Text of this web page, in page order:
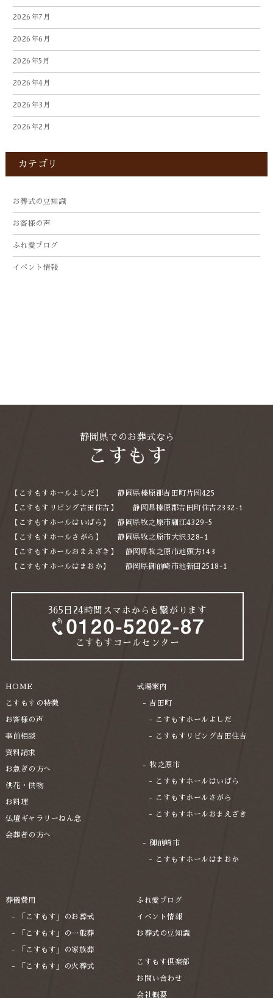
2026年7月
2026年6月
2026年5月
2026年4月
2026年3月
2026年2月
2025年9月
2025年8月
2025年7月
2024年5月
2023年12月
2023年8月
2023年3月
2022年12月
2022年10月
2022年9月
2022年7月
2021年12月
2021年11月
2021年4月
カテゴリ
お葬式の豆知識
お客様の声
ふれ愛ブログ
イベント情報
静岡県でのお葬式なら
こすもす
【こすもすホールよしだ】 静岡県榛原郡吉田町片岡425
【こすもすリビング吉田住吉】 静岡県榛原郡吉田町住吉2332-1
【こすもすホールはいばら】 静岡県牧之原市細江4329-5
【こすもすホールさがら】 静岡県牧之原市大沢328-1
【こすもすホールおまえざき】 静岡県牧之原市地頭方143
【こすもすホールはまおか】 静岡県御前崎市池新田2518-1
365日24時間スマホからも繋がります
こすもすコールセンター
HOME
こすもすの特徴
お客様の声
事前相談
資料請求
お急ぎの方へ
供花・供物
お料理
仏壇ギャラリーねん念
会葬者の方へ
式場案内
吉田町
こすもすホールよしだ
こすもすリビング吉田住吉
牧之原市
こすもすホールはいばら
こすもすホールさがら
こすもすホールおまえざき
御前崎市
こすもすホールはまおか
葬儀費用
「こすもす」のお葬式
「こすもす」の一般葬
「こすもす」の家族葬
「こすもす」の火葬式
ふれ愛ブログ
イベント情報
お葬式の豆知識
こすもす倶楽部
お問い合わせ
会社概要